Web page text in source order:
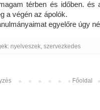
térben és időben. és
a végén az ápolók.
egyelőre úgy
nyelveszek, szervezkedes
Főoldal